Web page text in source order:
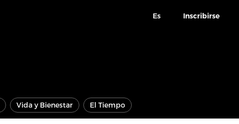
Es Inscribirse
Vida y Bienestar El Tiempo